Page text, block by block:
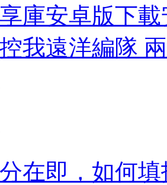
庫安卓版下
我遠洋編隊
在即，如何